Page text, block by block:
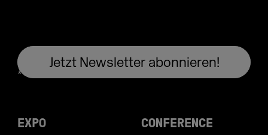
EXPO CONFERENCE